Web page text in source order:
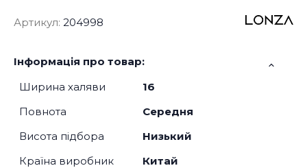
Артикул: 204998
Інформація про товар:
Ширина халяви
16
Повнота
Середня
Висота підбора
Низький
Країна виробник
Китай